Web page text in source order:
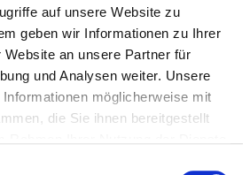
auf unsere Website zu
geben wir Informationen zu Ihrer
Website an unsere Partner für
und Analysen weiter. Unsere
möglicherweise mit
die Sie ihnen bereitgestellt
16,61
16,61
0,00